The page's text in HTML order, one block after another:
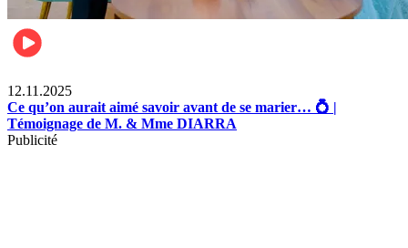
12.11.2025
Ce qu’on aurait aimé savoir avant de se marier… 💍 |
Témoignage de M. & Mme DIARRA
Publicité